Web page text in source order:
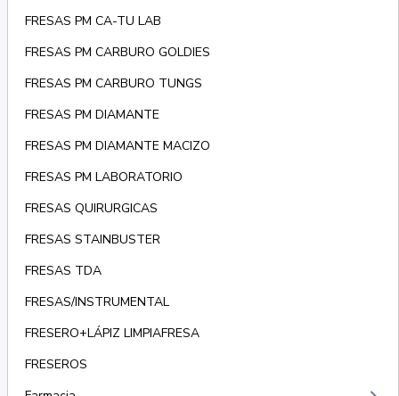
FRESAS PM CA-TU LAB
FRESAS PM CARBURO GOLDIES
FRESAS PM CARBURO TUNGS
FRESAS PM DIAMANTE
FRESAS PM DIAMANTE MACIZO
FRESAS PM LABORATORIO
FRESAS QUIRURGICAS
FRESAS STAINBUSTER
FRESAS TDA
FRESAS/INSTRUMENTAL
FRESERO+LÁPIZ LIMPIAFRESA
FRESEROS